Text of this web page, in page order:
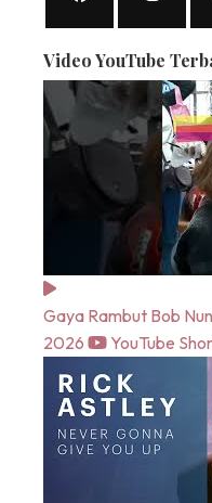
Video YouTube
Gaya Rambut Bob
2026
YouTube